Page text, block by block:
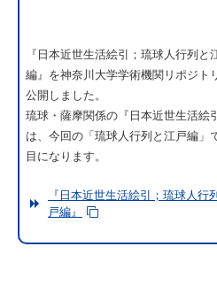
『日本近世生活絵引；琉球人行列と
編』を神奈川大学学術機関リポジト
公開しました。
琉球・薩摩関係の『日本近世生活絵
は、今回の「琉球人行列と江戸編」
目になります。
『日本近世生活絵引；琉球人行
戸編』